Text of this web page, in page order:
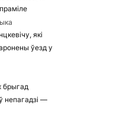
які
ўезд у
брыгад
непагадзі —